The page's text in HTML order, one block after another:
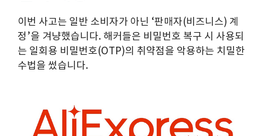
이번 사고는 일반 소비자가 아닌 ‘판매자(비즈니스) 계
정’을 겨냥했습니다. 해커들은 비밀번호 복구 시 사용되
는 일회용 비밀번호(OTP)의 취약점을 악용하는 치밀한
수법을 썼습니다.